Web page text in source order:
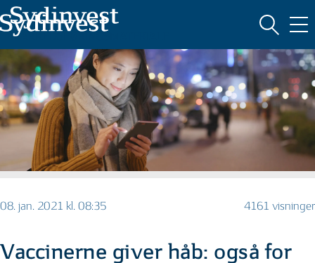
MARKEDSFØRINGSMATERIALE
08. jan. 2021 kl. 08:35 4161 visninger
Vaccinerne giver håb: også for